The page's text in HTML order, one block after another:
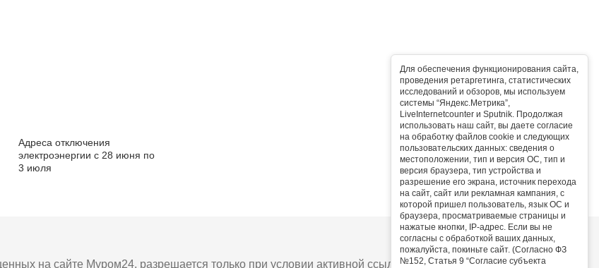
Для обеспечения функционирования сайта,
проведения ретаргетинга, статистических
исследований и обзоров, мы используем
системы “Яндекс.Метрика”,
LiveInternetcounter и Sputnik. Продолжая
использовать наш сайт, вы даете согласие
на обработку файлов cookie и следующих
пользовательских данных: сведения о
местоположении, тип и версия ОС, тип и
версия браузера, тип устройства и
разрешение его экрана, источник перехода
на сайт, сайт или рекламная кампания, с
которой пришел пользователь, язык ОС и
браузера, просматриваемые страницы и
нажатые кнопки, IP-адрес. Если вы не
согласны с обработкой ваших данных,
пожалуйста, покиньте сайт. (Согласно ФЗ
№152, Статья 9 “Согласие субъекта
Адреса отключения
электроэнергии с 28 июня по
3 июля
на сайте Муром24, разрешается только при условии активной ссылки на сайт.